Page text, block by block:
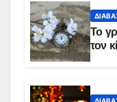
Το
τον